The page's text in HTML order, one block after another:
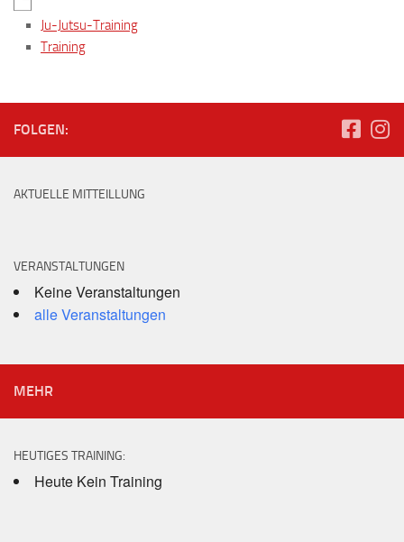
Ju-Jutsu-Training
Training
FOLGEN:
AKTUELLE MITTEILLUNG
VERANSTALTUNGEN
Keine Veranstaltungen
alle Veranstaltungen
MEHR
HEUTIGES TRAINING:
Heute Kein Training